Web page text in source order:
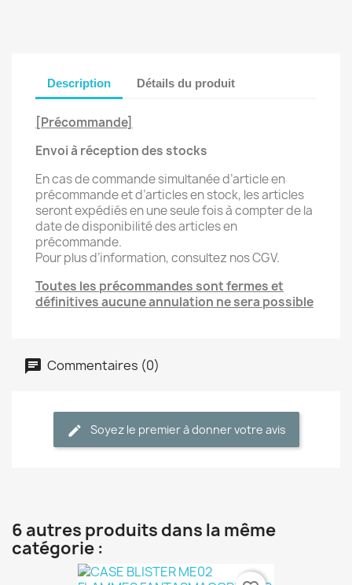
Description Détails du produit
[Précommande]
Envoi à réception des stocks
En cas de commande simultanée d’article en
précommande et d’articles en stock, les articles
seront expédiés en une seule fois à compter de la
date de disponibilité des articles en
précommande.
Pour plus d’information, consultez nos CGV.
Toutes les précommandes sont fermes et
définitives aucune annulation ne sera possible
Commentaires (0)
Soyez le premier à donner votre avis
6 autres produits dans la même
catégorie :